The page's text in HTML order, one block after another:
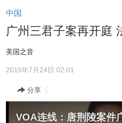
链
接
跳
转
内
台湾
港澳
国际
最新国际新闻
分类新闻
中国
广州三君子案再开庭
美国之音
2015年7月24日 02:01
分享
VOA连线：唐荆陵案件